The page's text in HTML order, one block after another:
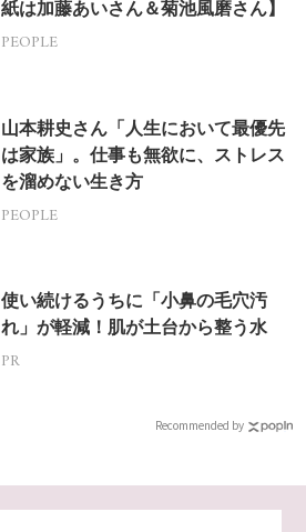
紙は加藤あいさん＆菊池風磨さん】
PEOPLE
山本耕史さん「人生において最優先
は家族」。仕事も無欲に、ストレス
を溜めない生き方
PEOPLE
使い続けるうちに「小鼻の毛穴汚
れ」が軽減！肌が土台から整う水
PR
Recommended by